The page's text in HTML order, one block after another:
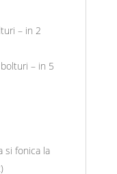
– in 2
– in 5
si fonica la